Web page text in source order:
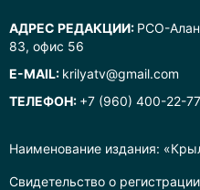
Наименование издания:
Свидетельство о
АДРЕС РЕДАКЦИИ: РСО-
83, офис 56
E-MAIL: krilyatv@gmail.com
ТЕЛЕФОН: +7 (960) 400-22-77